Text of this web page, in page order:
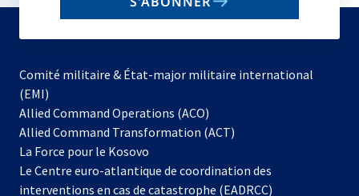
Comité militaire & État-major militaire international
(EMI)
Allied Command Operations (ACO)
dans
nouvel
onglet
Allied Command Transformation (ACT)
La Force pour le Kosovo
dans
un
Le Centre euro-atlantique de coordination des
interventions en cas de catastrophe (EADRCC)